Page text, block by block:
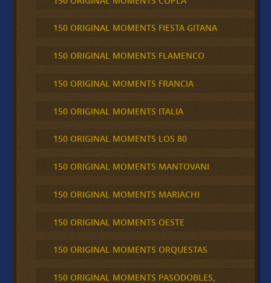
150 ORIGINAL MOMENTS FIESTA GITANA
150 ORIGINAL MOMENTS FLAMENCO
150 ORIGINAL MOMENTS FRANCIA
150 ORIGINAL MOMENTS ITALIA
150 ORIGINAL MOMENTS LOS 80
150 ORIGINAL MOMENTS MANTOVANI
150 ORIGINAL MOMENTS MARIACHI
150 ORIGINAL MOMENTS OESTE
150 ORIGINAL MOMENTS ORQUESTAS
150 ORIGINAL MOMENTS PASODOBLES,